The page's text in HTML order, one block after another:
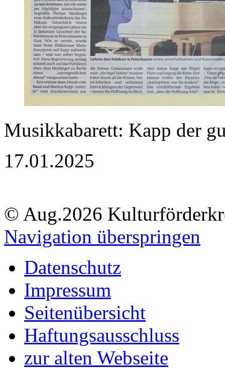
Musikkabarett: Kapp der
17.01.2025
© Aug.2026
Navigation überspringen
Datenschutz
Impressum
Seitenübersicht
Haftungsausschluss
zur alten Webseite